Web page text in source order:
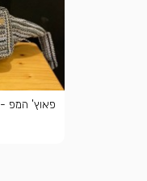
פאוץ' המפ - HIMALAYAN DARK STRIPES